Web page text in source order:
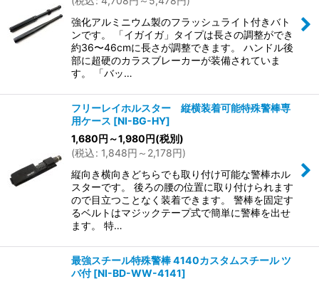
強化アルミニウム製のフラッシュライト付きバト
ンです。 「イガイガ」タイプは長さの調整ができ
約36〜46cmに長さが調整できます。 ハンドル後
部に超硬のカラスブレーカーが装備されていま
す。 「バッ…
フリーレイホルスター 縦横装着可能特殊警棒専
用ケース [NI-BG-HY]
1,680円 ～1,980円(税別)
(税込: 1,848円 ～2,178円)
縦向き横向きどちらでも取り付け可能な警棒ホル
スターです。 後ろの腰の位置に取り付けられます
ので目立つことなく装着できます。 警棒を固定す
るベルトはマジックテープ式で簡単に警棒を出せ
ます。 特…
最強スチール特殊警棒 4140カスタムスチール ツ
バ付 [NI-BD-WW-4141]